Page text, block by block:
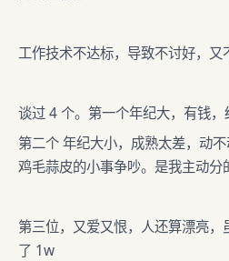
工作技术不达标，导致不讨好，又
谈过 4 个。第一个年纪大，有钱，
第二个 年纪大小，成熟太差，动
鸡毛蒜皮的小事争吵。是我主动分
第三位，又爱又恨，人还算漂亮
了 1w